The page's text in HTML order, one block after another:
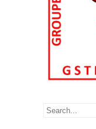
Search